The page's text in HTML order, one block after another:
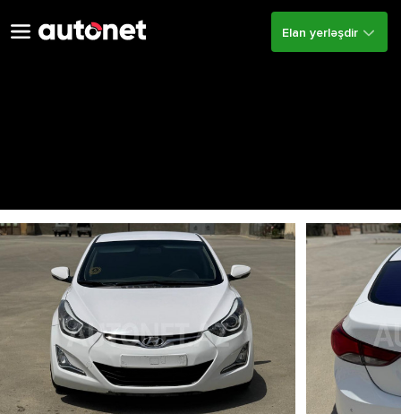
Elan yerləşdir